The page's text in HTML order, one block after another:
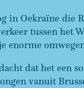
in Oekraïne die
tussen het
enorme
dat het een
vanuit